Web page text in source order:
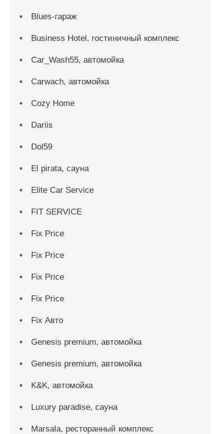
Blues-гараж
Business Hotel, гостиничный комплекс
Car_Wash55, автомойка
Carwach, автомойка
Cozy Home
Dariis
Dol59
El pirata, сауна
Elite Car Service
FIT SERVICE
Fix Price
Fix Price
Fix Price
Fix Price
Fix Авто
Genesis premium, автомойка
Genesis premium, автомойка
K&K, автомойка
Luxury paradise, сауна
Marsala, ресторанный комплекс